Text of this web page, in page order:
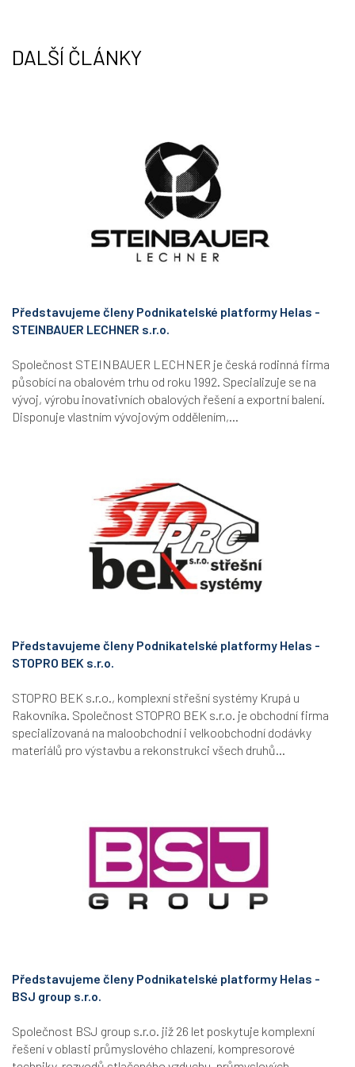
DALŠÍ ČLÁNKY
Představujeme členy Podnikatelské platformy Helas -
STEINBAUER LECHNER s.r.o.
Společnost STEINBAUER LECHNER je česká rodinná firma
působící na obalovém trhu od roku 1992. Specializuje se na
vývoj, výrobu inovativních obalových řešení a exportní balení.
Disponuje vlastním vývojovým oddělením,...
Představujeme členy Podnikatelské platformy Helas -
STOPRO BEK s.r.o.
STOPRO BEK s.r.o., komplexní střešní systémy Krupá u
Rakovníka. Společnost STOPRO BEK s.r.o. je obchodní firma
specializovaná na maloobchodní i velkoobchodní dodávky
materiálů pro výstavbu a rekonstrukci všech druhů...
Představujeme členy Podnikatelské platformy Helas -
BSJ group s.r.o.
Společnost BSJ group s.r.o. již 26 let poskytuje komplexní
řešení v oblasti průmyslového chlazení, kompresorové